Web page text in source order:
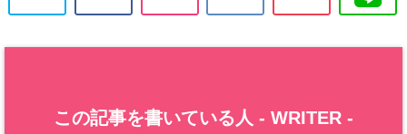
この記事を書いている人 - WRITER -